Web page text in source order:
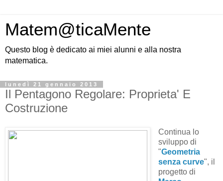
Matem@ticaMente
Questo blog è dedicato ai miei alunni e alla nostra
matematica.
lunedì 21 gennaio 2013
Il Pentagono Regolare: Proprieta' E
Costruzione
Continua lo
sviluppo di
"Geometria
senza curve", il
progetto di